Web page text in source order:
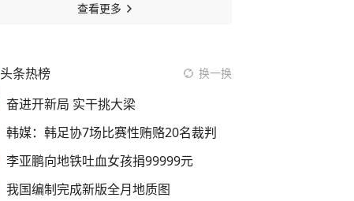
查看更多
头条热榜 换一换
奋进开新局 实干挑大梁
韩媒：韩足协7场比赛性贿赂20名裁判
李亚鹏向地铁吐血女孩捐99999元
我国编制完成新版全月地质图